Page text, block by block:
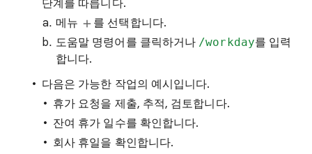
단계를 따릅니다.
메뉴
를 선택합니다.
도움말 명령어를 클릭하거나 /workday를 입력
합니다.
다음은 가능한 작업의 예시입니다.
휴가 요청을 제출, 추적, 검토합니다.
잔여 휴가 일수를 확인합니다.
회사 휴일을 확인합니다.